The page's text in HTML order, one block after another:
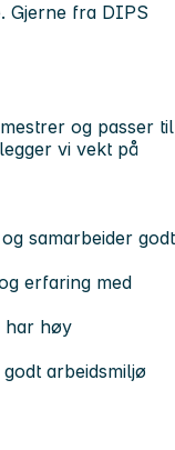
Gjerne fra DIPS
og passer til
vi vekt på
samarbeider godt
erfaring med
har høy
arbeidsmiljø